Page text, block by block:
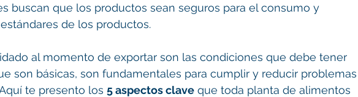
buscan que los productos sean seguros para el consumo y
de los productos.
al momento de exportar son las condiciones que debe tener
son básicas, son fundamentales para cumplir y reducir problemas
te presento los 5 aspectos clave que toda planta de alimentos